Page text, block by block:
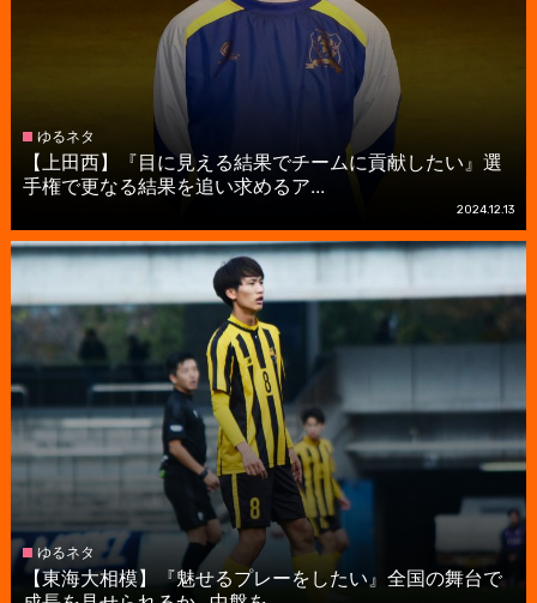
ゆるネタ
【上田西】『目に見える結果でチームに貢献したい』選
手権で更なる結果を追い求めるア...
2024.12.13
ゆるネタ
【東海大相模】『魅せるプレーをしたい』全国の舞台で